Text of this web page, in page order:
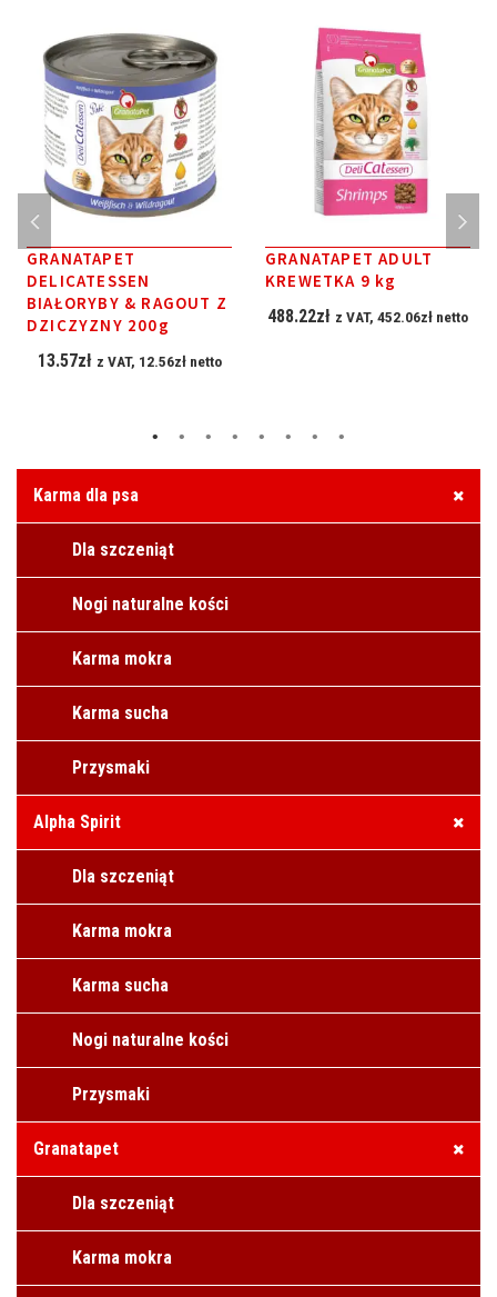
GRANATAPET
DELICATESSEN
BIAŁORYBY & RAGOUT Z
DZICZYZNY 200g
13.57zł z VAT, 12.56złnetto
GRANATAPET ADULT
KREWETKA 9 kg
488.22zł z VAT, 452.06zł netto
Karma dla psa
Dla szczeniąt
Nogi naturalne kości
Karma mokra
Karma sucha
Przysmaki
Alpha Spirit
Dla szczeniąt
Karma mokra
Karma sucha
Nogi naturalne kości
Przysmaki
Granatapet
Dla szczeniąt
Karma mokra